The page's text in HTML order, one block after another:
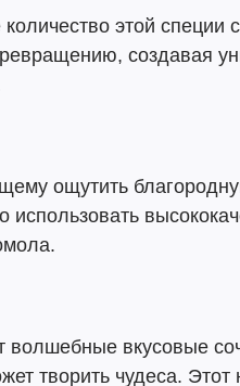
этой специи
создавая
ощутить
использовать
волшебные вкусовые
творить чудеса.